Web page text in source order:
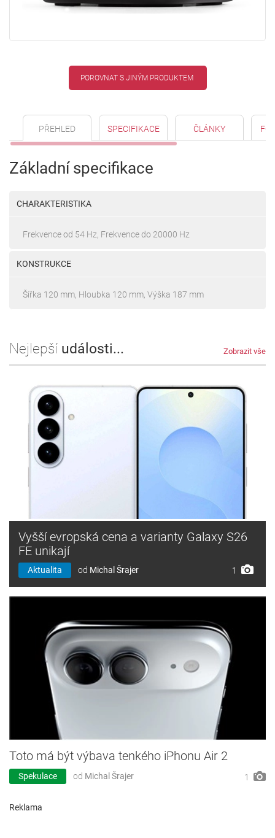
POROVNAT S JINÝM PRODUKTEM
PŘEHLED SPECIFIKACE ČLÁNKY
Základní specifikace
CHARAKTERISTIKA
Frekvence od 54 Hz, Frekvence do 20000 Hz
KONSTRUKCE
Šířka 120 mm, Hloubka 120 mm, Výška 187 mm
Nejlepší události... Zobrazit vše
Vyšší evropská cena a varianty Galaxy S26
FE unikají
Aktualita od Michal Šrajer 1
Toto má být výbava tenkého iPhonu Air 2
Spekulace od Michal Šrajer 1
Reklama